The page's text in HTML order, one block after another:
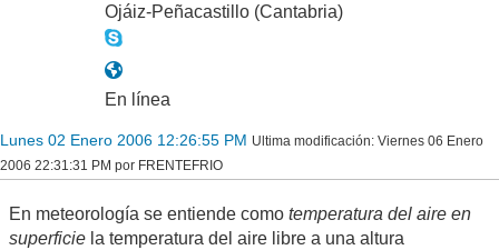
Ojáiz-Peñacastillo (Cantabria)
En línea
Lunes 02 Enero 2006 12:26:55 PM Ultima modificación: Viernes 06 Enero
2006 22:31:31 PM por FRENTEFRIO
En meteorología se entiende como temperatura del aire en
superficie la temperatura del aire libre a una altura